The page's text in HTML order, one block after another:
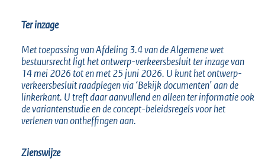
Ter inzage
Met toepassing van Afdeling 3.4 van de Algemene wet
bestuursrecht ligt het ontwerp-verkeersbesluit ter inzage van
14 mei 2026 tot en met 25 juni 2026. U kunt het ontwerp-
verkeersbesluit raadplegen via ‘Bekijk documenten’ aan de
linkerkant. U treft daar aanvullend en alleen ter informatie ook
de variantenstudie en de concept-beleidsregels voor het
verlenen van ontheffingen aan.
Zienswijze